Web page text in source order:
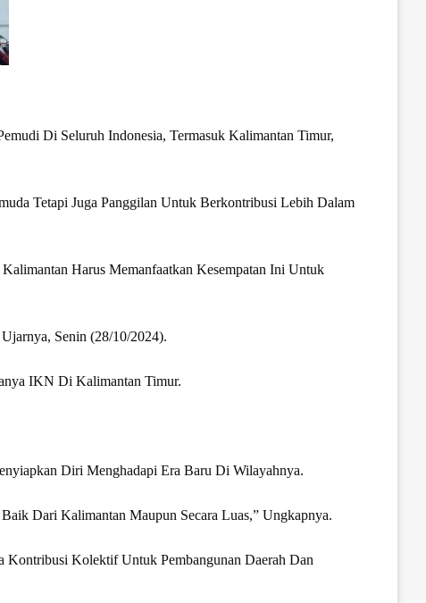
Di Seluruh Indonesia, Termasuk Kalimantan Timur,
Tetapi Juga Panggilan Untuk Berkontribusi Lebih Dalam
Harus Memanfaatkan Kesempatan Ini Untuk
Senin (28/10/2024).
IKN Di Kalimantan Timur.
Diri Menghadapi Era Baru Di Wilayahnya.
Dari Kalimantan Maupun Secara Luas,” Ungkapnya.
Kontribusi Kolektif Untuk Pembangunan Daerah Dan